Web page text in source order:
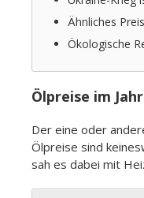
Ähnliches
Ökologische
Ölpreise im
Der eine oder
Ölpreise sind
sah es dabei mit